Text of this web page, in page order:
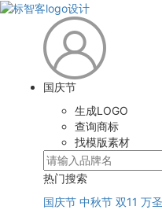
国庆节
生成LOGO
查询商标
找模版素材
热门搜索
国庆节 中秋节 双11 万